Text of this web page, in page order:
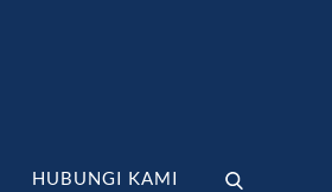
HUBUNGI KAMI